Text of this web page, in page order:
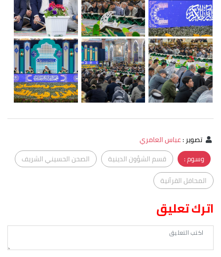
تصوير:عباس العامري
وسوم :
قسم الشؤون الدينية
الصحن الحسيني الشريف
المحافل القرآنية
اترك تعليق